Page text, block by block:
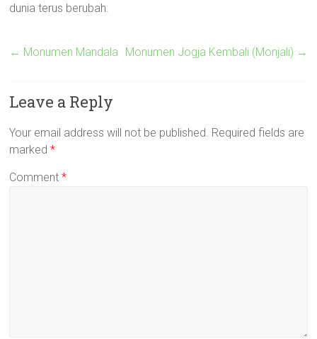
dunia terus berubah.
← Monumen Mandala Monumen Jogja Kembali (Monjali) →
Leave a Reply
Your email address will not be published. Required fields are
marked*
Comment*